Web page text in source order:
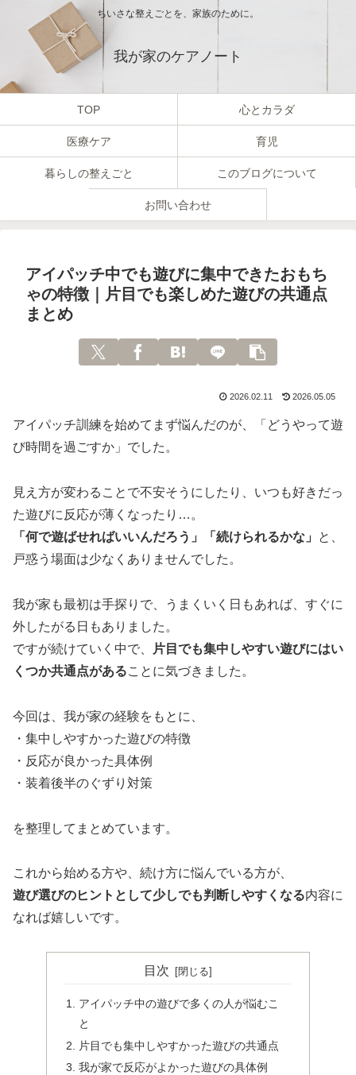
ちいさな整えごとを、家族のために。
我が家のケアノート
TOP 心とカラダ
医療ケア 育児
暮らしの整えごと このブログについて
お問い合わせ
アイパッチ中でも遊びに集中できたおもち
ゃの特徴｜片目でも楽しめた遊びの共通点
まとめ
2026.02.11 2026.05.05
アイパッチ訓練を始めてまず悩んだのが、「どうやって遊
び時間を過ごすか」でした。
見え方が変わることで不安そうにしたり、いつも好きだっ
た遊びに反応が薄くなったり…。
「何で遊ばせればいいんだろう」「続けられるかな」
と、
戸惑う場面は少なくありませんでした。
我が家も最初は手探りで、うまくいく日もあれば、すぐに
外したがる日もありました。
ですが続けていく中で、
片目でも集中しやすい遊びにはい
くつか共通点があることに気づきました。
今回は、我が家の経験をもとに、
・集中しやすかった遊びの特徴
・反応が良かった具体例
・装着後半のぐずり対策
を整理してまとめています。
これから始める方や、続け方に悩んでいる方が、
遊び選びのヒントとして少しでも判断しやすくなる内容に
なれば嬉しいです。
目次
アイパッチ中の遊びで多くの人が悩むこ
と
片目でも集中しやすかった遊びの共通点
我が家で反応がよかった遊びの具体例